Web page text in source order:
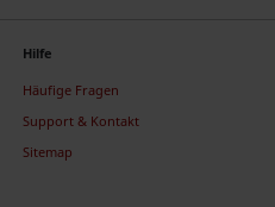
Hilfe
Häufige Fragen
Support & Kontakt
Sitemap